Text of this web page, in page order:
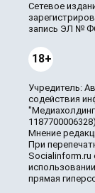
Сетевое
запись ЭЛ №
18+
Учредитель:
содействия
Мнение
При
Socialinform.ru
прямая